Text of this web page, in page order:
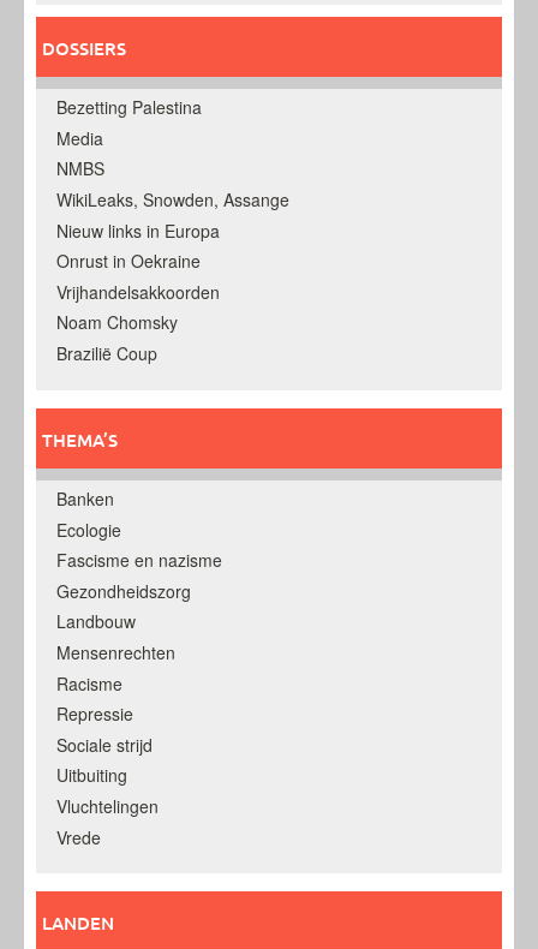
DOSSIERS
Bezetting Palestina
Media
NMBS
WikiLeaks, Snowden, Assange
Nieuw links in Europa
Onrust in Oekraine
Vrijhandelsakkoorden
Noam Chomsky
Brazilië Coup
THEMA’S
Banken
Ecologie
Fascisme en nazisme
Gezondheidszorg
Landbouw
Mensenrechten
Racisme
Repressie
Sociale strijd
Uitbuiting
Vluchtelingen
Vrede
LANDEN